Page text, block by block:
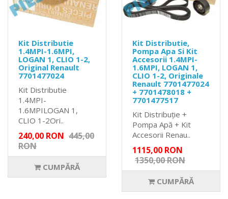
Kit Distributie
1.4MPI-1.6MPI,
LOGAN 1, CLIO 1-2,
Original Renault
7701477024
Kit Distributie
1.4MPI-
1.6MPILOGAN 1,
CLIO 1-2Ori..
240,00 RON 445,00
RON
CUMPĂRĂ
Kit Distributie,
Pompa Apa Si Kit
Accesorii 1.4MPI-
1.6MPI, LOGAN 1,
CLIO 1-2, Originale
Renault 7701477024
+ 7701478018 +
7701477517
Kit Distribuție +
Pompa Apă + Kit
Accesorii Renau..
1115,00 RON
1350,00 RON
CUMPĂRĂ